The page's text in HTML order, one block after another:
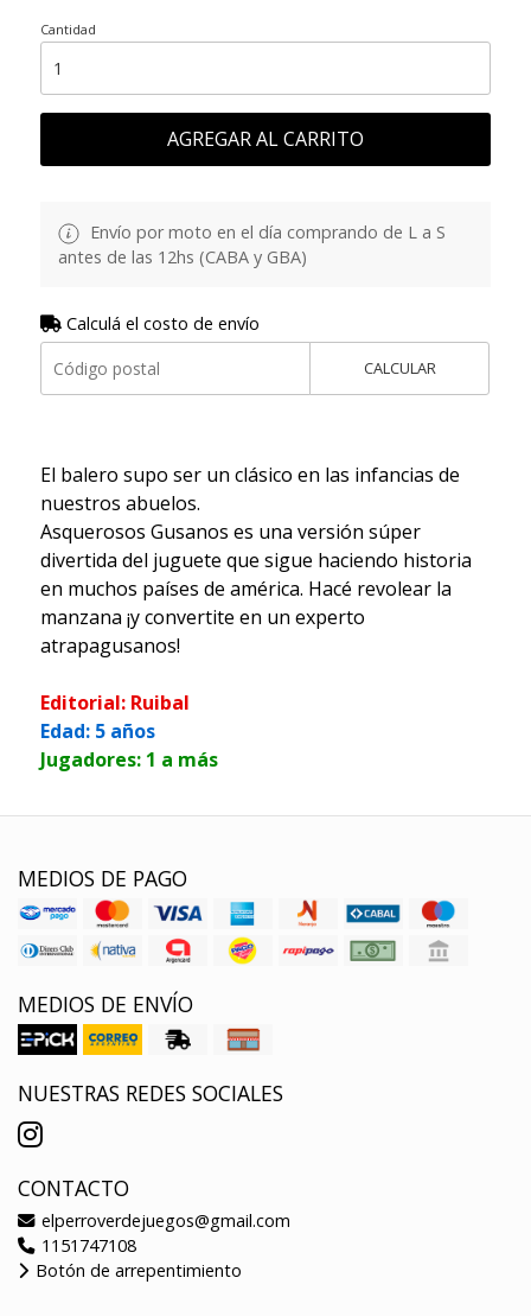
Cantidad
AGREGAR AL CARRITO
Envío por moto en el día comprando de L a S
antes de las 12hs (CABA y GBA)
Calculá el costo de envío
CALCULAR
El balero supo ser un clásico en las infancias de
nuestros abuelos.
Asquerosos Gusanos es una versión súper
divertida del juguete que sigue haciendo historia
en muchos países de américa. Hacé revolear la
manzana ¡y convertite en un experto
atrapagusanos!
Editorial: Ruibal
Edad: 5 años
Jugadores: 1 a más
MEDIOS DE PAGO
MEDIOS DE ENVÍO
NUESTRAS REDES SOCIALES
CONTACTO
elperroverdejuegos@gmail.com
1151747108
Botón de arrepentimiento